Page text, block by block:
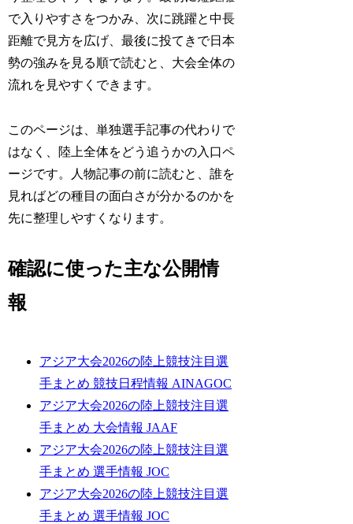
で入りやすさをつかみ、次に跳躍と中長
距離で見方を広げ、最後に投てきで日本
勢の強みを見る順で読むと、大会全体の
流れを見やすくできます。
このページは、単独選手記事の代わりで
はなく、陸上全体をどう追うかの入口ペ
ージです。人物記事の前に読むと、誰を
見ればどの種目の面白さが分かるのかを
先に整理しやすくなります。
確認に使った主な公開情
報
アジア大会2026の陸上競技注目選
手まとめ 競技日程情報 AINAGOC
アジア大会2026の陸上競技注目選
手まとめ 大会情報 JAAF
アジア大会2026の陸上競技注目選
手まとめ 選手情報 JOC
アジア大会2026の陸上競技注目選
手まとめ 選手情報 JOC